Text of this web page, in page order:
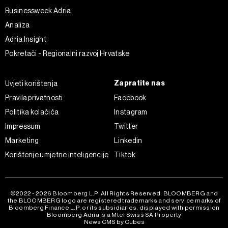
na „Prikaži detalje“. Privolu možete u bilo kojem trenutku
Businessweek Adria
Analiza
Adria Insight
Pokretači - Regionalni razvoj Hrvatske
Uvjeti korištenja
Pravila privatnosti
Politika kolačića
Impressum
Marketing
Korištenje umjetne inteligencije
Zapratite nas
Facebook
Instagram
Twitter
Linkedin
Tiktok
©2022 - 2026 Bloomberg L.P. All Rights Reserved. BLOOMBERG and
the BLOOMBERG logo are registered trademarks and service marks of
Bloomberg Finance L.P. or its subsidiaries, displayed with permission
Bloomberg Adria is a Mtel Swiss SA Property
News CMS by Cubes